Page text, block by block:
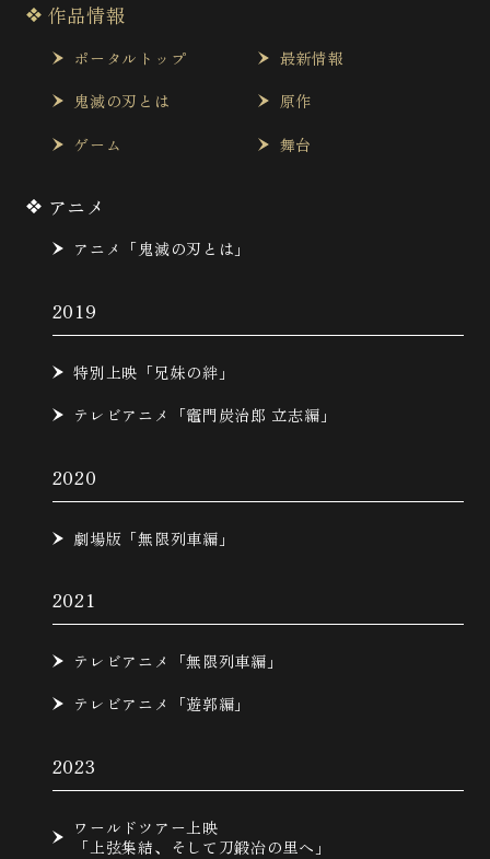
作品情報
ポータルトップ
最新情報
鬼滅の刃とは
原作
ゲーム
舞台
アニメ
アニメ「鬼滅の刃とは」
2019
特別上映「兄妹の絆」
テレビアニメ「竈門炭治郎 立志編」
2020
劇場版「無限列車編」
2021
テレビアニメ「無限列車編」
テレビアニメ「遊郭編」
2023
ワールドツアー上映
「上弦集結、そして刀鍛冶の里へ」